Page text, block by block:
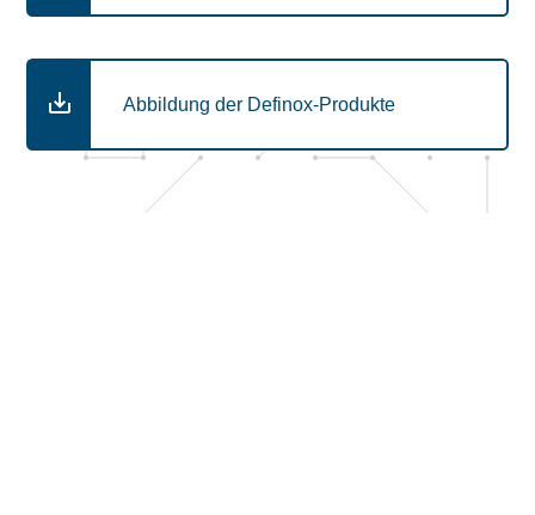
Abbildung der Definox-Produkte